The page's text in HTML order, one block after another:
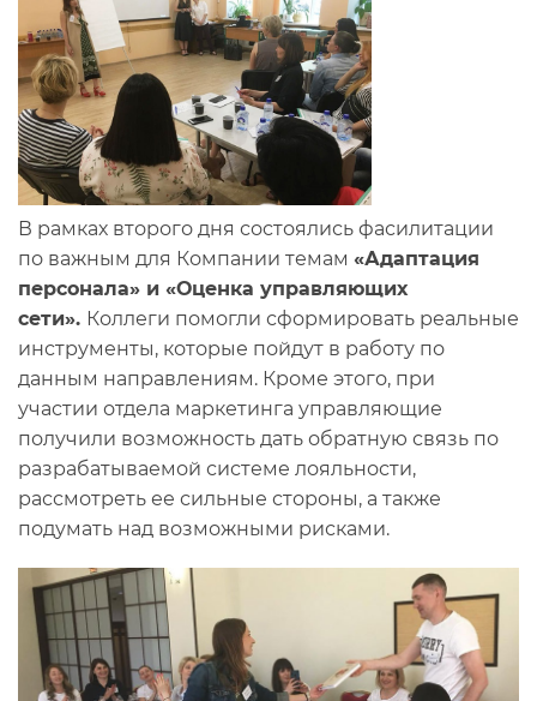
В рамках второго дня состоялись фасилитации
по важным для Компании темам «Адаптация
персонала» и «Оценка управляющих
сети». Коллеги помогли сформировать реальные
инструменты, которые пойдут в работу по
данным направлениям. Кроме этого, при
участии отдела маркетинга управляющие
получили возможность дать обратную связь по
разрабатываемой системе лояльности,
рассмотреть ее сильные стороны, а также
подумать над возможными рисками.